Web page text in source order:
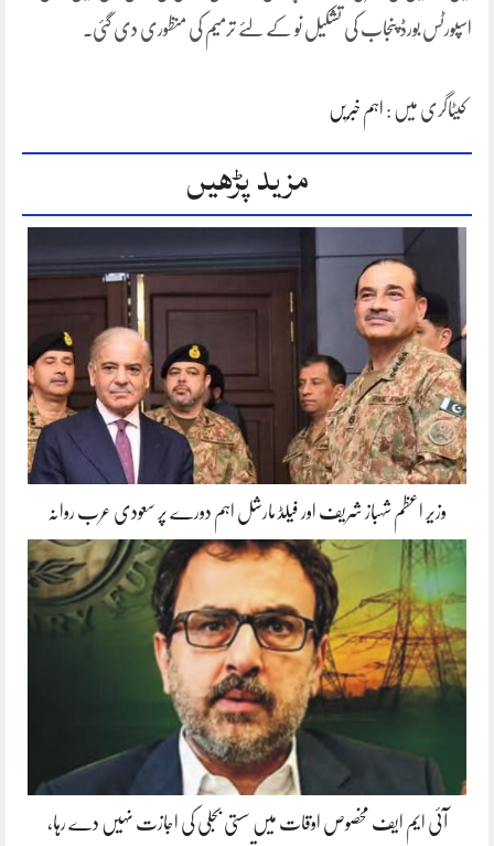
اسپورٹس بورڈ پنجاب کی تشکیل نو کے لئے ترمیم کی منظوری دی گئی۔
کیٹاگری میں : اہم خبریں
مزید پڑھیں
وزیر اعظم شہباز شریف اور فیلڈ مارشل اہم دورے پر سعودی عرب روانہ
آئی ایم ایف مخصوص اوقات میں سستی بجلی کی اجازت نہیں دے رہا،